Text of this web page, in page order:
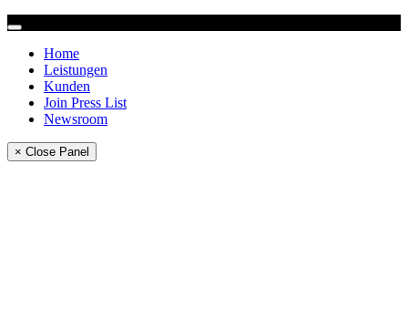
Home
Leistungen
Kunden
Join Press List
Newsroom
× Close Panel